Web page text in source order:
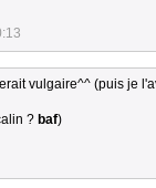
vulgaire^^ (puis je
? baf)